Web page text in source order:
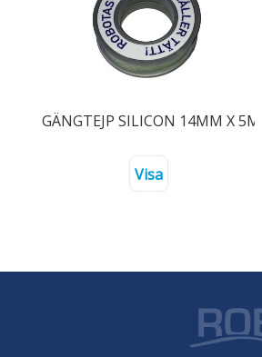
GÄNGTEJP SILICON 14MM X
Visa